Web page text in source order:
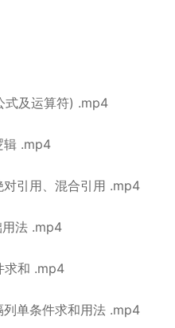
式及运算符) .mp4
辑 .mp4
对引用、混合引用 .mp4
用法 .mp4
求和 .mp4
列单条件求和用法 .mp4